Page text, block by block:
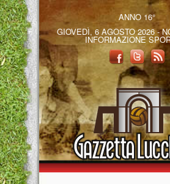
ANNO 16°
GIOVEDÌ, 6 AGOSTO 2026 -
INFORMAZIONE